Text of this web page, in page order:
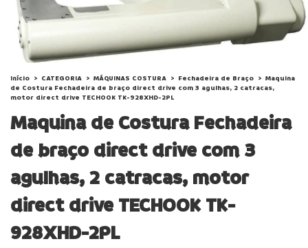
Início > CATEGORIA > MÁQUINAS COSTURA > Fechadeira de Braço > Maquina
de Costura Fechadeira de braço direct drive com 3 agulhas, 2 catracas,
motor direct drive TECHOOK TK-928XHD-2PL
Maquina de Costura Fechadeira
de braço direct drive com 3
agulhas, 2 catracas, motor
direct drive TECHOOK TK-
928XHD-2PL